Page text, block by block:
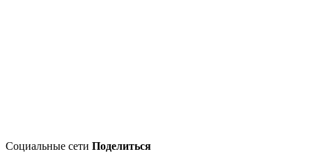
Социальные сети Поделиться